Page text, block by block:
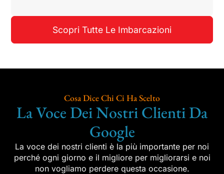
Scopri Tutte Le Imbarcazioni
Cosa Dice Chi Ci Ha Scelto
La Voce Dei Nostri Clienti Da
Google
La voce dei nostri clienti è la più importante per noi
perché ogni giorno e il migliore per migliorarsi e noi
non vogliamo perdere questa occasione.